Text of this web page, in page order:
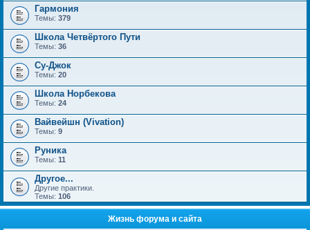
Гармония
Темы: 379
Школа Четвёртого Пути
Темы: 36
Су-Джок
Темы: 20
Школа Норбекова
Темы: 24
Вайвейшн (Vivation)
Темы: 9
Руника
Темы: 11
Другое...
Другие практики.
Темы: 106
Жизнь форума и сайта